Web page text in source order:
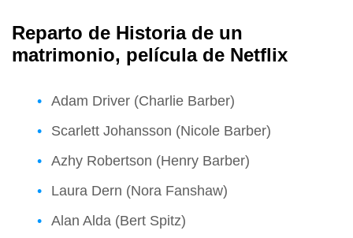
Reparto de Historia de un
matrimonio, película de Netflix
Adam Driver (Charlie Barber)
Scarlett Johansson (Nicole Barber)
Azhy Robertson (Henry Barber)
Laura Dern (Nora Fanshaw)
Alan Alda (Bert Spitz)